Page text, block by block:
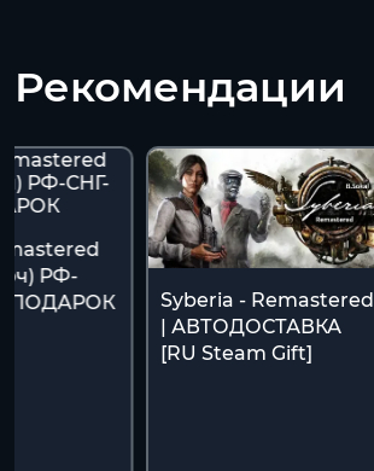
Рекомендации
РФ-
ПОДАРОК
Syberia - Remastered
| АВТОДОСТАВКА
[RU Steam Gift]